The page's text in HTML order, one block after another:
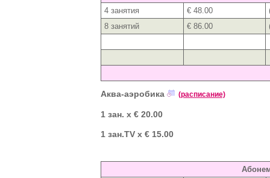
4 занятия
€ 48.00
8 занятий
€ 86.00
Аква-аэробика (расписание)
1 зан. x € 20.00
1 зан.TV x € 15.00